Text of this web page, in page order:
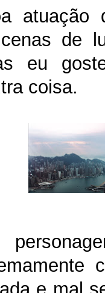
atuação
de
eu
coisa.